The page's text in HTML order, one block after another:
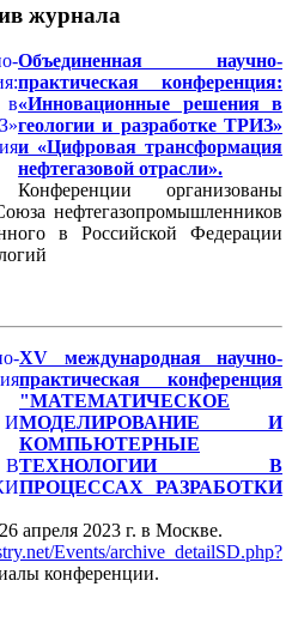
журнала
Объединенная научно-
практическая конференция:
«Инновационные решения в
геологии и разработке ТРИЗ»
и «Цифровая трансформация
нефтегазовой отрасли».
Конференции организованы
нефтегазопромышленников
в Российской Федерации
XV международная научно-
практическая конференция
"МАТЕМАТИЧЕСКОЕ
МОДЕЛИРОВАНИЕ И
КОМПЬЮТЕРНЫЕ
ТЕХНОЛОГИИ В
ПРОЦЕССАХ РАЗРАБОТКИ
апреля 2023 г. в Москве.
Events/archive_detailSD.php?
конференции.